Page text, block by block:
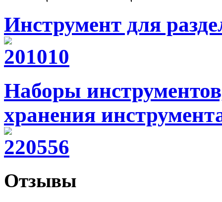
Инструмент для
Наборы
хранения
Отзывы